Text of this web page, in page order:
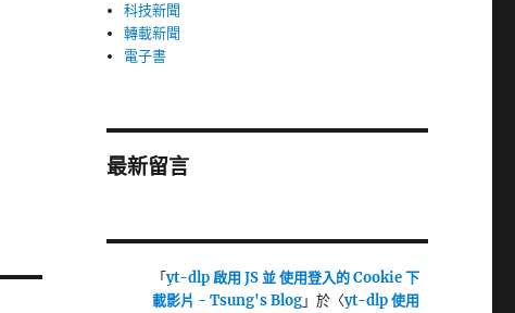
科技新聞
轉載新聞
電子書
最新留言
「yt-dlp 啟用 JS 並 使用登入的 Cookie 下
載影片 - Tsung's Blog」於〈yt-dlp 使用